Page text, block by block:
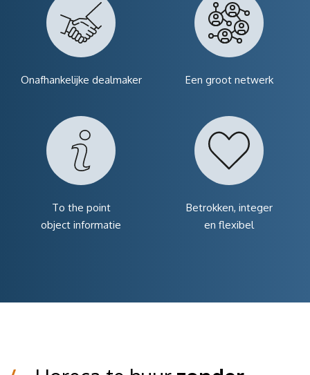
Onafhankelijke dealmaker Een groot netwerk
To the point
object informatie
Betrokken, integer
en flexibel